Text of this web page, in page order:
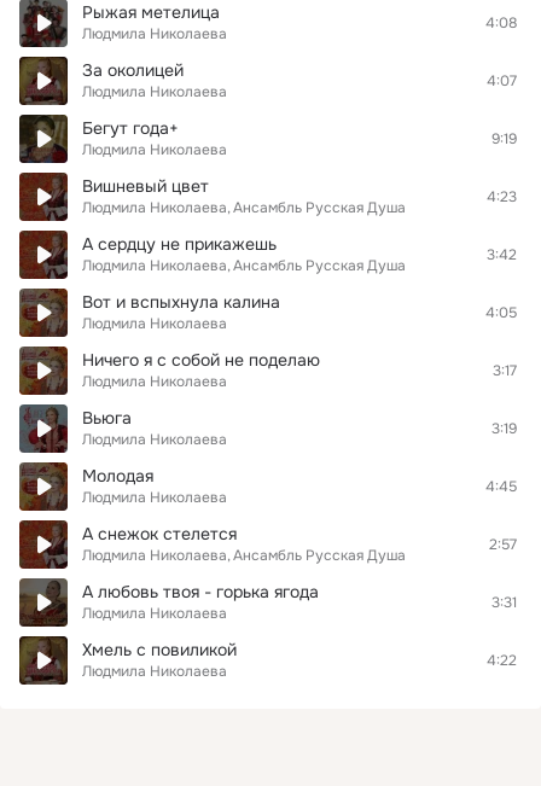
Рыжая метелица
Людмила Николаева
4:08
За околицей
Людмила Николаева
4:07
Бегут года+
Людмила Николаева
9:19
Вишневый цвет
Людмила Николаева Ансамбль Русская Душа
4:23
А сердцу не прикажешь
Людмила Николаева Ансамбль Русская Душа
3:42
Вот и вспыхнула калина
Людмила Николаева
4:05
Ничего я с собой не поделаю
Людмила Николаева
3:17
Вьюга
Людмила Николаева
3:19
Молодая
Людмила Николаева
4:45
А снежок стелется
Людмила Николаева Ансамбль Русская Душа
2:57
А любовь твоя - горька ягода
Людмила Николаева
3:31
Хмель с повиликой
Людмила Николаева
4:22